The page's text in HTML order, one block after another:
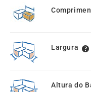
Largura
Altura do